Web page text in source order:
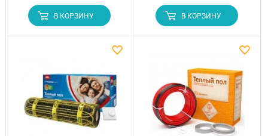
В КОРЗИНУ В КОРЗИНУ